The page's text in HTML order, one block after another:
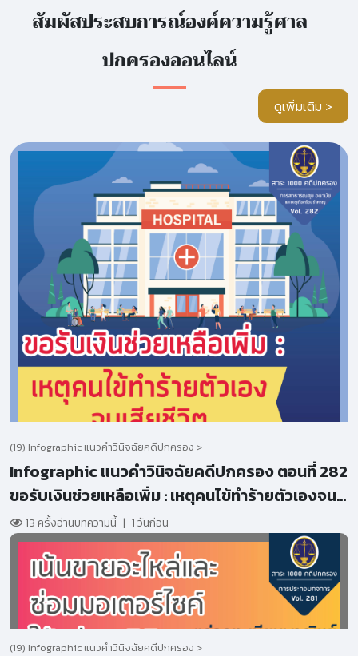
สัมผัสประสบการณ์องค์ความรู้ศาล
ปกครองออนไลน์
ดูเพิ่มเติม >
(19) Infographic แนวคำวินิจฉัยคดีปกครอง >
Infographic แนวคำวินิจฉัยคดีปกครอง ตอนที่ 282
ขอรับเงินช่วยเหลือเพิ่ม : เหตุคนไข้ทำร้ายตัวเองจน
เสียชีวิต
13 ครั้งอ่านบทความนี้ | 1 วันก่อน
(19) Infographic แนวคำวินิจฉัยคดีปกครอง >